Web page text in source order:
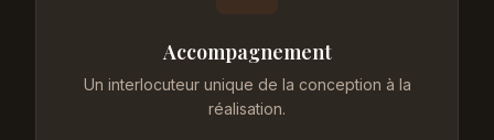
Accompagnement
Un interlocuteur unique de la conception à la
réalisation.